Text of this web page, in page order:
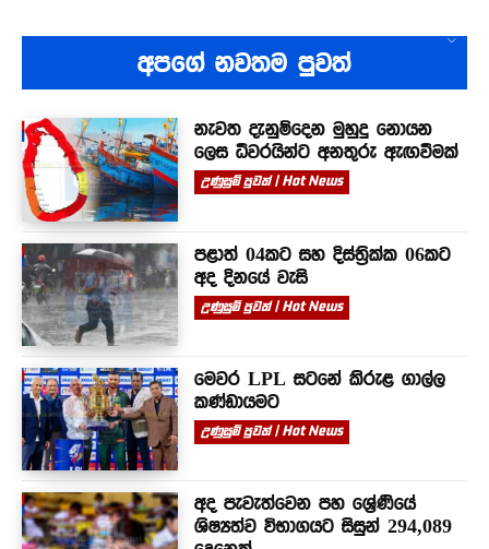
අපගේ නවතම පුවත්
නැවත දැනුම්දෙන මුහුදු නොයන
ලෙස ධීවරයින්ට අනතුරු ඇඟවීමක්
උණුසුම් පුවත් | Hot News
පළාත් 04කට සහ දිස්ත්‍රික්ක 06කට
අද දිනයේ වැසි
උණුසුම් පුවත් | Hot News
මෙවර LPL සටනේ කිරුළ ගාල්ල
කණ්ඩායමට
උණුසුම් පුවත් | Hot News
අද පැවැත්වෙන පහ ශ්‍රේණියේ
ශිෂ්‍යත්ව විභාගයට සිසුන් 294,089